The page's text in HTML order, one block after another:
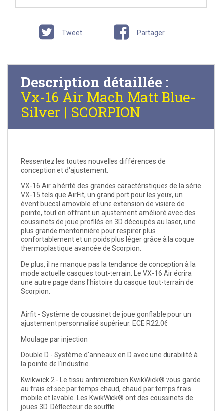
Tweet Partager
Description détaillée :
Vx-16 Air Mach Matt Blue-
Silver | SCORPION
Ressentez les toutes nouvelles différences de
conception et d'ajustement.
VX-16 Air a hérité des grandes caractéristiques de la série
VX-15 tels que AirFit, un grand port pour les yeux, un
évent buccal amovible et une extension de visière de
pointe, tout en offrant un ajustement amélioré avec des
coussinets de joue profilés en 3D découpés au laser, une
plus grande mentonnière pour respirer plus
confortablement et un poids plus léger grâce à la coque
thermoplastique avancée de Scorpion.
De plus, il ne manque pas la tendance de conception à la
mode actuelle casques tout-terrain. Le VX-16 Air écrira
une autre page dans l'histoire du casque tout-terrain de
Scorpion.
Airfit - Système de coussinet de joue gonflable pour un
ajustement personnalisé supérieur. ECE R22.06
Moulage par injection
Double D - Système d'anneaux en D avec une durabilité à
la pointe de l'industrie.
Kwikwick 2 - Le tissu antimicrobien KwikWick® vous garde
au frais et sec par temps chaud, chaud par temps frais
mobile et lavable. Les KwikWick® ont des coussinets de
joues 3D. Déflecteur de souffle